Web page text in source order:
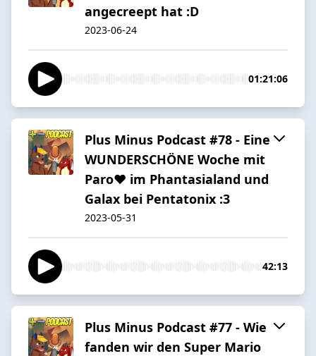
angecreept hat :D
2023-06-24
01:21:06
Plus Minus Podcast #78 - Eine
WUNDERSCHÖNE Woche mit
Paro♥ im Phantasialand und
Galax bei Pentatonix :3
2023-05-31
42:13
Plus Minus Podcast #77 - Wie
fanden wir den Super Mario